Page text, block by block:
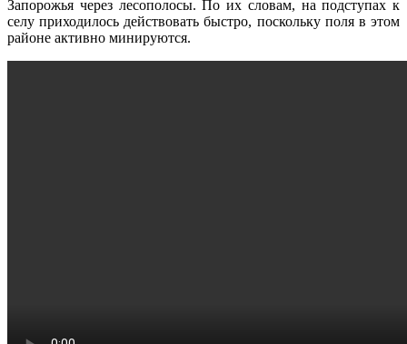
Запорожья через лесополосы. По их словам, на подступах к
селу приходилось действовать быстро, поскольку поля в этом
районе активно минируются.